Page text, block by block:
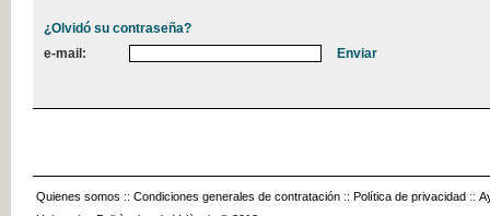
¿Olvidó su contraseña?
e-mail:
Quienes somos :: Condiciones generales de contratación :: Política de privacidad ::